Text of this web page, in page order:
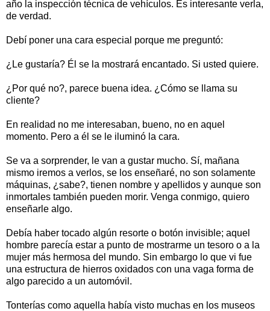
año la inspección técnica de vehículos. Es interesante verla,
de verdad.
Debí poner una cara especial porque me preguntó:
¿Le gustaría? Él se la mostrará encantado. Si usted quiere.
¿Por qué no?, parece buena idea. ¿Cómo se llama su
cliente?
En realidad no me interesaban, bueno, no en aquel
momento. Pero a él se le iluminó la cara.
Se va a sorprender, le van a gustar mucho. Sí, mañana
mismo iremos a verlos, se los enseñaré, no son solamente
máquinas, ¿sabe?, tienen nombre y apellidos y aunque son
inmortales también pueden morir. Venga conmigo, quiero
enseñarle algo.
Debía haber tocado algún resorte o botón invisible; aquel
hombre parecía estar a punto de mostrarme un tesoro o a la
mujer más hermosa del mundo. Sin embargo lo que vi fue
una estructura de hierros oxidados con una vaga forma de
algo parecido a un automóvil.
Tonterías como aquella había visto muchas en los museos